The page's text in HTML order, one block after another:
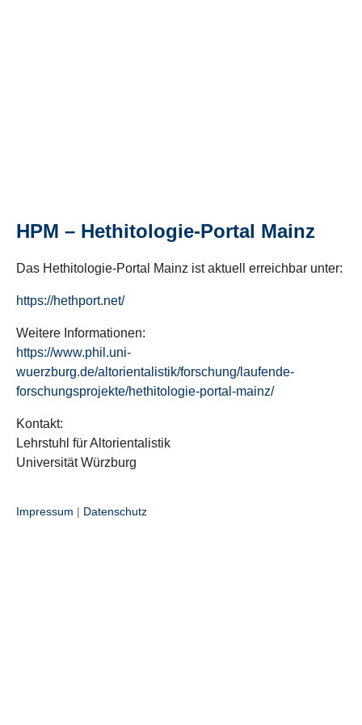
HPM – Hethitologie-Portal Mainz
Das Hethitologie-Portal Mainz ist aktuell erreichbar unter:
https://hethport.net/
Weitere Informationen:
https://www.phil.uni-
wuerzburg.de/altorientalistik/forschung/laufende-
forschungsprojekte/hethitologie-portal-mainz/
Kontakt:
Lehrstuhl für Altorientalistik
Universität Würzburg
Impressum | Datenschutz